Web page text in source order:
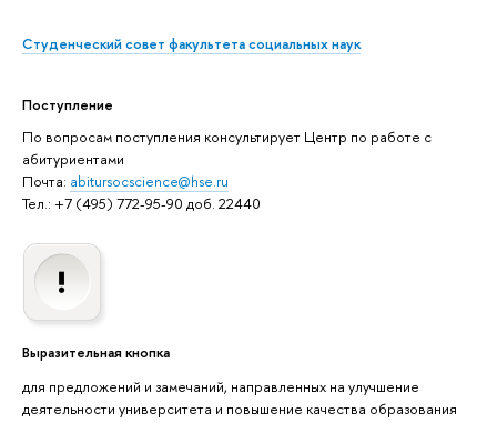
Студенческий совет факультета социальных наук
Поступление
По вопросам поступления консультирует Центр по работе с
абитуриентами
Почта: abitursocscience@hse.ru
Тел.: +7 (495) 772-95-90 доб. 22440
Выразительная кнопка
для предложений и замечаний, направленных на улучшение
деятельности университета и повышение качества образования